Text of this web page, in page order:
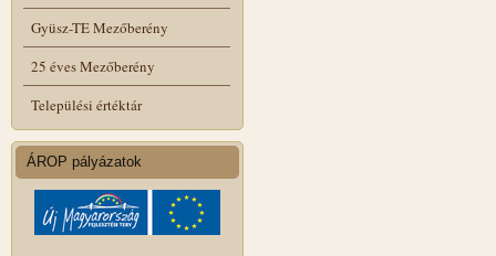
Gyüsz-TE Mezőberény
25 éves Mezőberény
Települési értéktár
ÁROP pályázatok